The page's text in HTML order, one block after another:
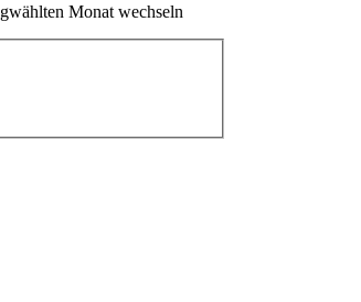
Monat wechseln